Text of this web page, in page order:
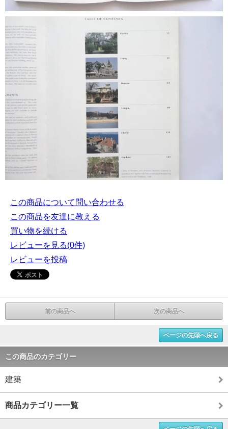
この商品について問い合わせる
この商品を友達に教える
買い物を続ける
レビューを見る(0件)
レビューを投稿
前の商品へ 次の商品へ
ページの先頭へ戻る
この商品のカテゴリー
建築
商品カテゴリー一覧